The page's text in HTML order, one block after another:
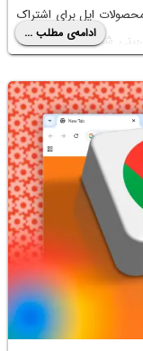
محصولات اپل برای اشتراک
شده که در ادامه به
ادامه‌ی مطلب ...